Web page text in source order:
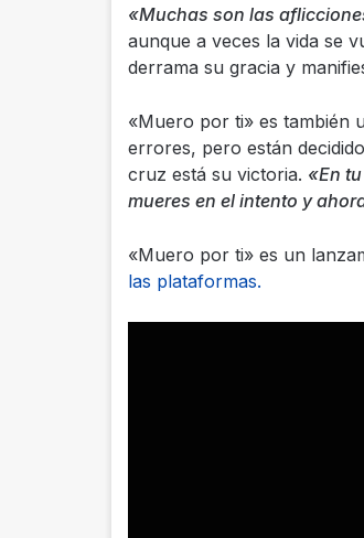
«Muchas son las
aunque a veces la vida se
derrama su gracia y
«Muero por ti» es también
errores, pero están
cruz está su victoria. «En
mueres en el intento y
«Muero por ti» es un
las plataformas.